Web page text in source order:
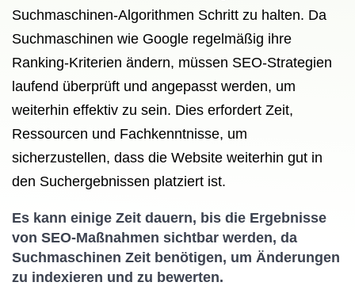
Suchmaschinen-Algorithmen Schritt zu halten. Da
Suchmaschinen wie Google regelmäßig ihre
Ranking-Kriterien ändern, müssen SEO-Strategien
laufend überprüft und angepasst werden, um
weiterhin effektiv zu sein. Dies erfordert Zeit,
Ressourcen und Fachkenntnisse, um
sicherzustellen, dass die Website weiterhin gut in
den Suchergebnissen platziert ist.
Es kann einige Zeit dauern, bis die Ergebnisse
von SEO-Maßnahmen sichtbar werden, da
Suchmaschinen Zeit benötigen, um Änderungen
zu indexieren und zu bewerten.